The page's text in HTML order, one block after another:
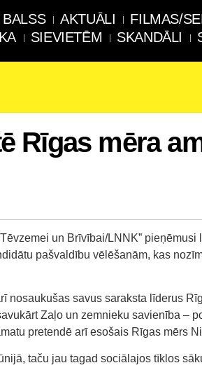
BALSS AKTUĀLI FILMAS/
SIEVIETĒM SKANDĀLI
Rīgas mēra
un Brīvībai/LNNK” pieņēmusi
pašvaldību vēlēšanām, kas
nosaukušas savus saraksta līderus
Zaļo un zemnieku savienība –
pretendē arī esošais Rīgas mērs
taču jau tagad sociālajos tīklos